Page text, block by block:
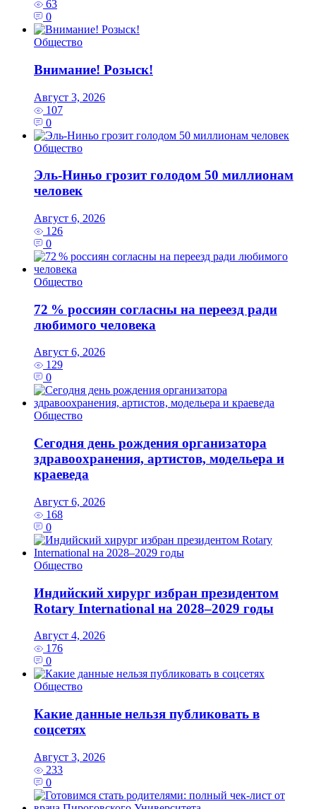
63
0
Общество
Внимание! Розыск!
Август 3, 2026
107
0
Общество
Эль‑Ниньо грозит голодом 50 миллионам
человек
Август 6, 2026
126
0
Общество
72 % россиян согласны на переезд ради
любимого человека
Август 6, 2026
129
0
Общество
Сегодня день рождения организатора
здравоохранения, артистов, модельера и
краеведа
Август 6, 2026
168
0
Общество
Индийский хирург избран президентом
Rotary International на 2028–2029 годы
Август 4, 2026
176
0
Общество
Какие данные нельзя публиковать в
соцсетях
Август 3, 2026
233
0